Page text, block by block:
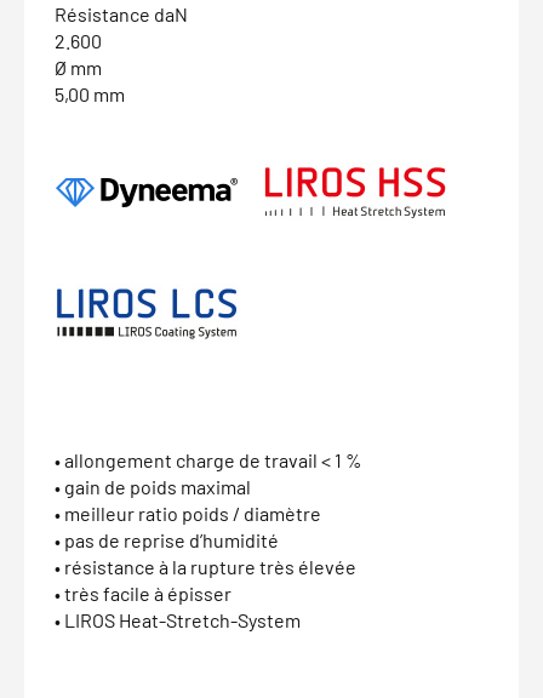
Résistance daN
2.600
Ø mm
5,00 mm
• allongement charge de travail < 1 %
• gain de poids maximal
• meilleur ratio poids / diamètre
• pas de reprise d’humidité
• résistance à la rupture très élevée
• très facile à épisser
• LIROS Heat-Stretch-System